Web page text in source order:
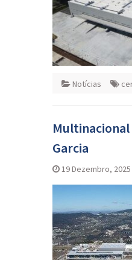
Notícias
Garcia
19 Dezembro, 2025